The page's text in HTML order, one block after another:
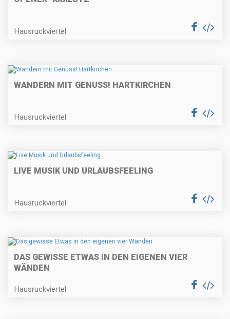
Hausruckviertel
WANDERN MIT GENUSS! HARTKIRCHEN
Hausruckviertel
LIVE MUSIK UND URLAUBSFEELING
Hausruckviertel
DAS GEWISSE ETWAS IN DEN EIGENEN VIER
WÄNDEN
Hausruckviertel